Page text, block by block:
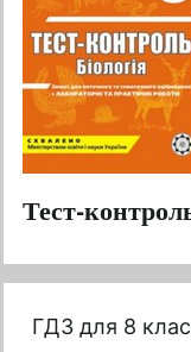
Тест-
ГДЗ для 8